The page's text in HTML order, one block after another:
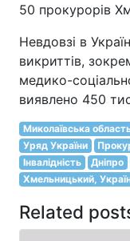
50 прокурорів
Невдовзі в
викриттів,
медико-
виявлено 450
Миколаївська
Уряд України
Інвалідність
Дніпро
Хмельницький,
Related